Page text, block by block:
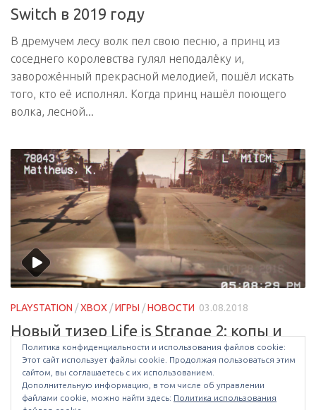
Switch в 2019 году
В дремучем лесу волк пел свою песню, а принц из
соседнего королевства гулял неподалёку и,
заворожённый прекрасной мелодией, пошёл искать
того, кто её исполнял. Когда принц нашёл поющего
волка, лесной...
PLAYSTATION /XBOX /ИГРЫ /НОВОСТИ 03.08.2018
Новый тизер Life is Strange 2: копы и
таинственная суперсила
Студия Dotnot, ведущая разработку Life is Strange 2,
опубликовала новый тизер, в котором показала
Политика конфиденциальности и использования файлов сookie:
Этот сайт использует файлы cookie. Продолжая пользоваться этим
сайтом, вы соглашаетесь с их использованием.
Дополнительную информацию, в том числе об управлении
файлами cookie, можно найти здесь: Политика использования